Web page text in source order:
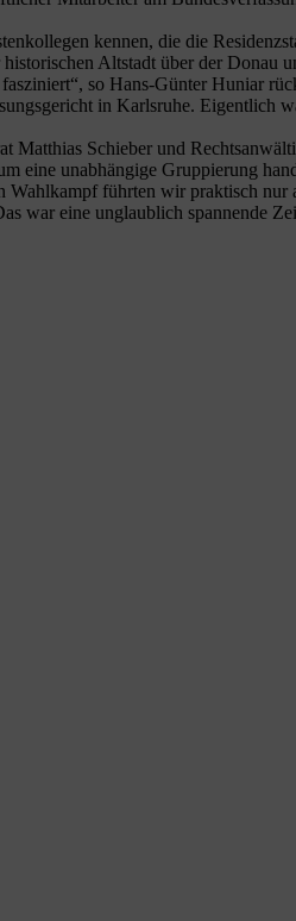
kennen, die die
Altstadt über der Donau
so Hans-Günter Huniar
in Karlsruhe. Eigentlich
Matthias Schieber und
eine unabhängige Gruppierung
Wahlkampf führten wir praktisch nur
war eine unglaublich spannende